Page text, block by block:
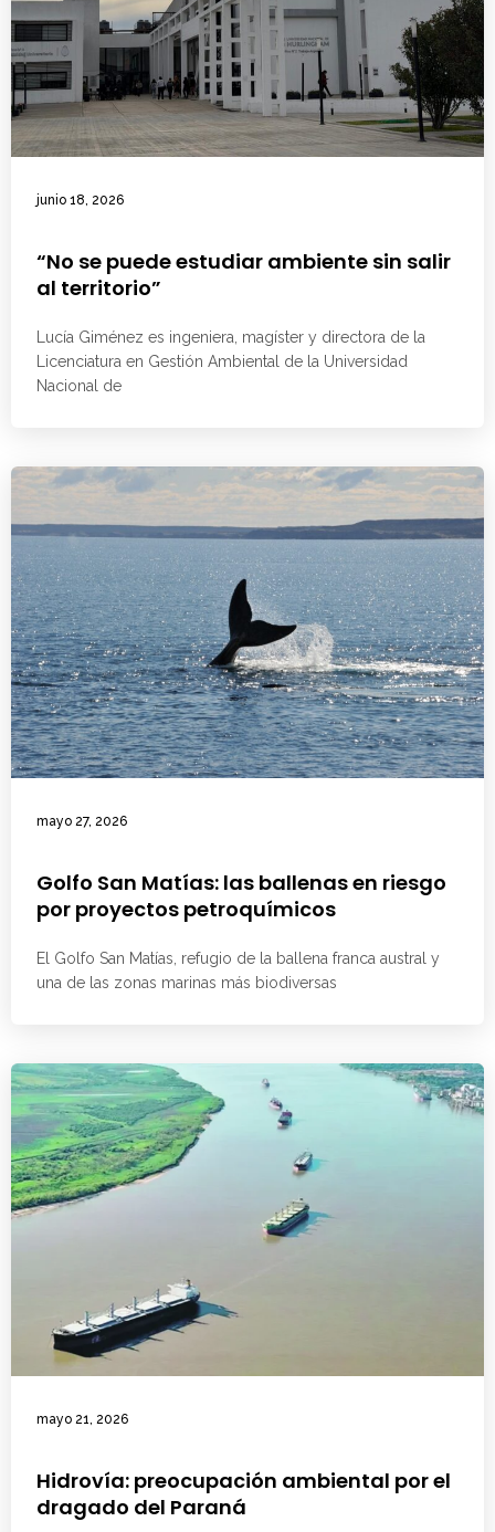
junio 18, 2026
“No se puede estudiar ambiente sin salir
al territorio”
Lucía Giménez es ingeniera, magíster y directora de la
Licenciatura en Gestión Ambiental de la Universidad
Nacional de
mayo 27, 2026
Golfo San Matías: las ballenas en riesgo
por proyectos petroquímicos
El Golfo San Matías, refugio de la ballena franca austral y
una de las zonas marinas más biodiversas
mayo 21, 2026
Hidrovía: preocupación ambiental por el
dragado del Paraná